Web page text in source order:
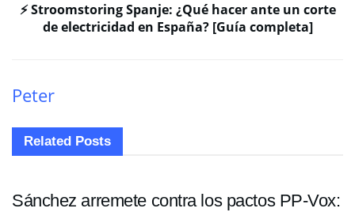
⚡ Stroomstoring Spanje: ¿Qué hacer ante un corte
de electricidad en España? [Guía completa]
Peter
Related Posts
INTERNACIONALES
Sánchez arremete contra los pactos PP-Vox: